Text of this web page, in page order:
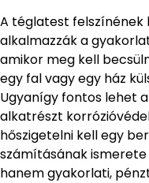
A téglatest
alkalmazzák a
amikor meg kell
egy fal vagy egy ház
Ugyanígy fontos lehet
alkatrészt
hőszigetelni kell egy
számításának
hanem gyakorlati,